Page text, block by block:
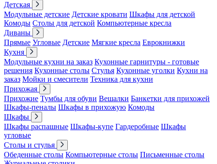
Детская
Модульные детские Детские кровати Шкафы для детской
Комоды Столы для детской Компьютерные кресла
Диваны
Прямые Угловые Детские Мягкие кресла Еврокнижки
Кухня
Модульные кухни на заказ Кухонные гарнитуры - готовые
решения Кухонные столы Стулья Кухонные уголки Кухни на
заказ Мойки и смесители Техника для кухни
Прихожая
Прихожие Тумбы для обуви Вешалки Банкетки для прихожей
Шкафы-пеналы Шкафы в прихожую Комоды
Шкафы
Шкафы распашные Шкафы-купе Гардеробные Шкафы
угловые
Столы и стулья
Обеденные столы Компьютерные столы Письменные столы